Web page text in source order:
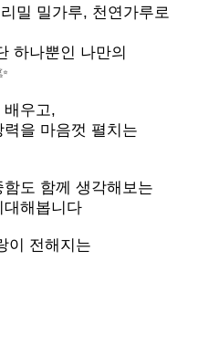
밀 밀가루, 천연가루로
하나뿐인 나만의
우고,
을 마음껏 펼치는
도 함께 생각해보는
해봅니다
이 전해지는